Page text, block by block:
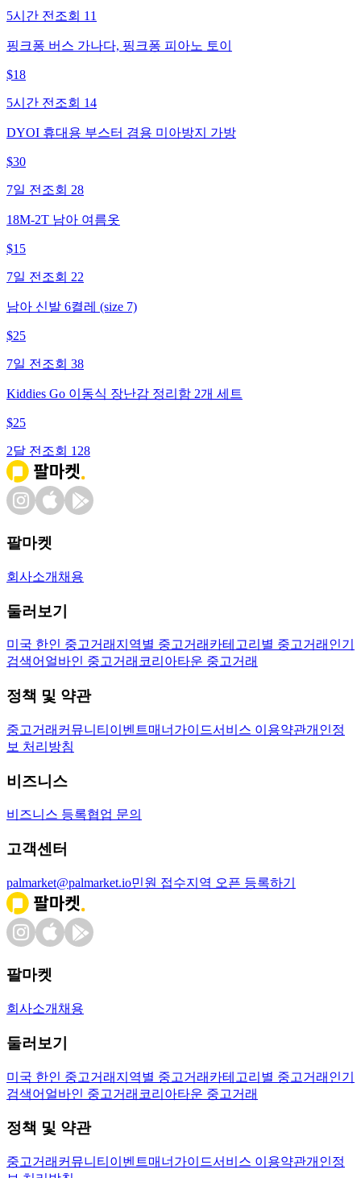
5시간 전 조회 11
핑크퐁 버스 가나다, 핑크퐁 피아노 토이
$18
5시간 전 조회 14
DYOI 휴대용 부스터 겸용 미아방지 가방
$30
7일 전 조회 28
18M-2T 남아 여름옷
$15
7일 전 조회 22
남아 신발 6켤레 (size 7)
$25
7일 전 조회 38
Kiddies Go 이동식 장난감 정리함 2개 세트
$25
2달 전 조회 128
팔마켓
회사소개 채용
둘러보기
미국 한인 중고거래 지역별 중고거래 카테고리별 중고거래 인기
검색어 얼바인 중고거래 코리아타운 중고거래
정책 및 약관
중고거래 커뮤니티 이벤트매너가이드서비스 이용약관개인정
보 처리방침
비즈니스
비즈니스 등록협업 문의
고객센터
palmarket@palmarket.io민원 접수지역 오픈 등록하기
팔마켓
회사소개 채용
둘러보기
미국 한인 중고거래 지역별 중고거래 카테고리별 중고거래 인기
검색어 얼바인 중고거래 코리아타운 중고거래
정책 및 약관
중고거래 커뮤니티 이벤트매너가이드서비스 이용약관개인정